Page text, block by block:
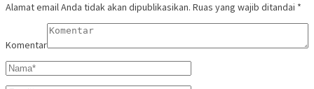
Alamat email Anda tidak akan dipublikasikan. Ruas yang wajib ditandai *
Komentar